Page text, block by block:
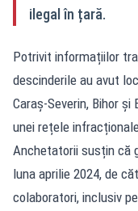
ilegal în țară.
Potrivit informațiilor
descinderile au avut
Caraș-Severin, Bihor
unei rețele
Anchetatorii susțin că
luna aprilie 2024, de
colaboratori, inclusiv